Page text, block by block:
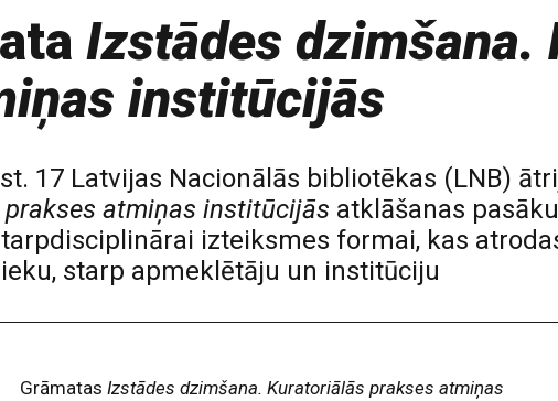
Izstādes dzimšana.
institūcijās
17 Latvijas Nacionālās bibliotēkas (LNB)
atmiņas institūcijās atklāšanas
izteiksmes formai, kas
starp apmeklētāju un institūciju
GrāmatasIzstādes dzimšana. Kuratoriālās prakses atmiņas